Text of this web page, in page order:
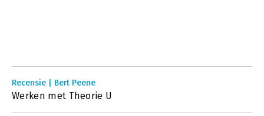
Recensie | Bert Peene
Werken met Theorie U